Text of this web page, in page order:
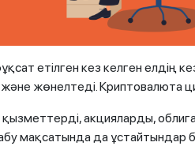
етілген кез келген елдің
жөнелтеді. Криптовалюта
акцияларды,
мақсатында да ұстайтындар